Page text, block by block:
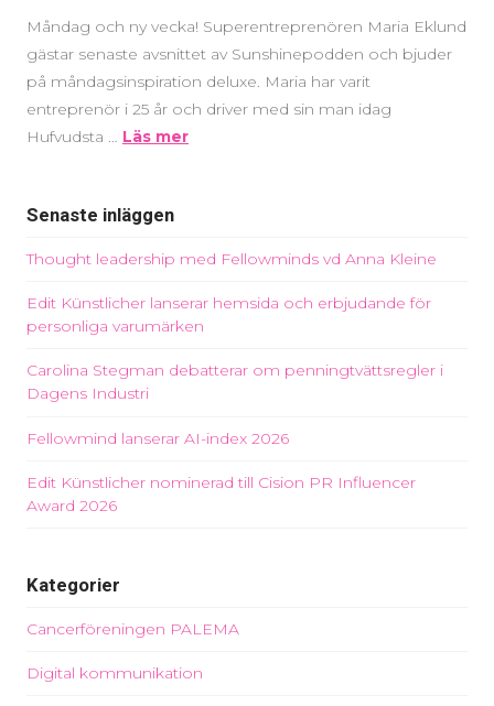
Måndag och ny vecka! Superentreprenören Maria Eklund
gästar senaste avsnittet av Sunshinepodden och bjuder
på måndagsinspiration deluxe. Maria har varit
entreprenör i 25 år och driver med sin man idag
Hufvudsta … Läs mer
Senaste inläggen
Thought leadership med Fellowminds vd Anna Kleine
Edit Künstlicher lanserar hemsida och erbjudande för
personliga varumärken
Carolina Stegman debatterar om penningtvättsregler i
Dagens Industri
Fellowmind lanserar AI-index 2026
Edit Künstlicher nominerad till Cision PR Influencer
Award 2026
Kategorier
Cancerföreningen PALEMA
Digital kommunikation